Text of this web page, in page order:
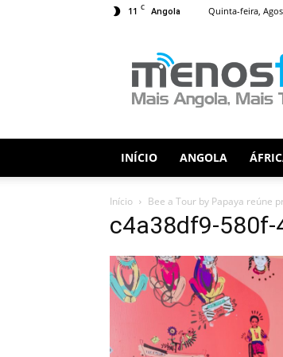
11 C Angola Quinta-feira,
Fios
INÍCIO ANGOLA
Início Bee a Tour by Papaya reúne
c4a38df9-580f-